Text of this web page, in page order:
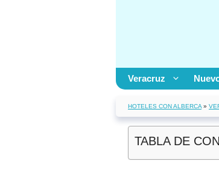
Veracruz
HOTELES CON ALBERCA »
TABLA DE